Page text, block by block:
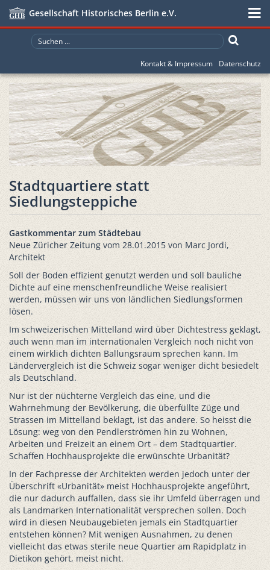
Gesellschaft Historisches Berlin e.V.
Kontakt & Impressum Datenschutz
Stadtquartiere statt
Siedlungsteppiche
Gastkommentar zum Städtebau
Neue Züricher Zeitung vom 28.01.2015 von Marc Jordi,
Architekt
Soll der Boden effizient genutzt werden und soll bauliche
Dichte auf eine menschenfreundliche Weise realisiert
werden, müssen wir uns von ländlichen Siedlungsformen
lösen.
Im schweizerischen Mittelland wird über Dichtestress geklagt,
auch wenn man im internationalen Vergleich noch nicht von
einem wirklich dichten Ballungsraum sprechen kann. Im
Ländervergleich ist die Schweiz sogar weniger dicht besiedelt
als Deutschland.
Nur ist der nüchterne Vergleich das eine, und die
Wahrnehmung der Bevölkerung, die überfüllte Züge und
Strassen im Mittelland beklagt, ist das andere. So heisst die
Lösung: weg von den Pendlerströmen hin zu Wohnen,
Arbeiten und Freizeit an einem Ort – dem Stadtquartier.
Schaffen Hochhausprojekte die erwünschte Urbanität?
In der Fachpresse der Architekten werden jedoch unter der
Überschrift «Urbanität» meist Hochhausprojekte angeführt,
die nur dadurch auffallen, dass sie ihr Umfeld überragen und
als Landmarken Internationalität versprechen sollen. Doch
wird in diesen Neubaugebieten jemals ein Stadtquartier
entstehen können? Mit wenigen Ausnahmen, zu denen
vielleicht das etwas sterile neue Quartier am Rapidplatz in
Dietikon gehört, meist nicht.